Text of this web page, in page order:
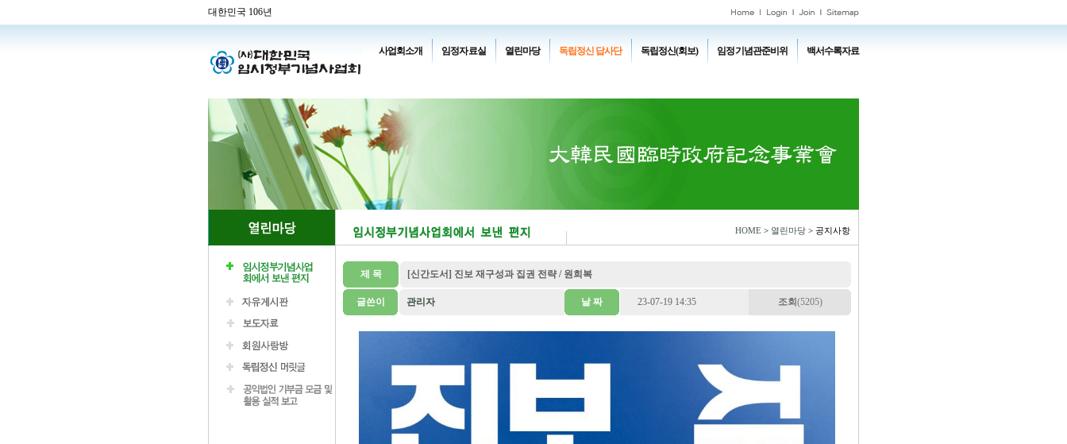
대한민국 106년
사업회소개 임정자료실 열린마당 독립정신 답사단 독립정신(회보) 임정기념관준비위 백서수록자료
HOME > 열린마당 > 공지사항
제 목 [신간도서] 진보 재구성과 집권 전략 / 원희복
글쓴이 관리자 날 짜 23-07-19 14:35 조회 (5205)